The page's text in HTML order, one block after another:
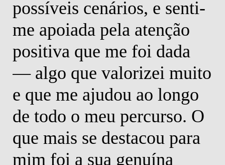
possíveis cenários, e senti-
me apoiada pela atenção
positiva que me foi dada
— algo que valorizei muito
e que me ajudou ao longo
de todo o meu percurso. O
que mais se destacou para
mim foi a sua genuína